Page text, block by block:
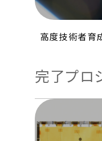
高度技術者育
完了プロ